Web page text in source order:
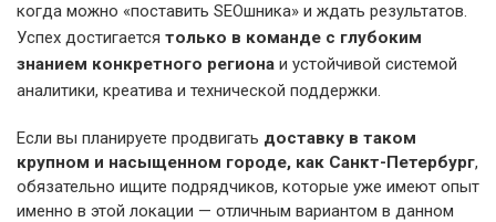
когда можно «поставить SEOшника» и ждать результатов.
Успех достигается только в команде с глубоким
знанием конкретного региона и устойчивой системой
аналитики, креатива и технической поддержки.
Если вы планируете продвигать доставку в таком
крупном и насыщенном городе, как Санкт-Петербург,
обязательно ищите подрядчиков, которые уже имеют опыт
именно в этой локации — отличным вариантом в данном